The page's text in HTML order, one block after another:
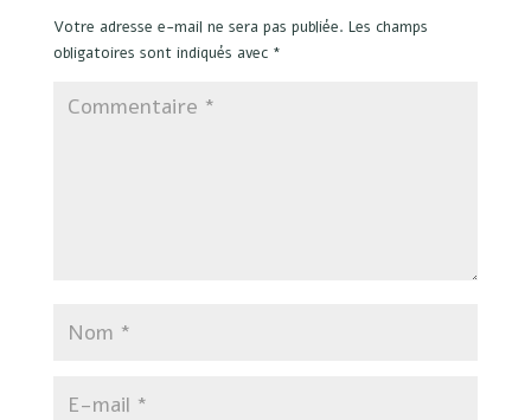
Votre adresse e-mail ne sera pas publiée. Les champs
obligatoires sont indiqués avec *